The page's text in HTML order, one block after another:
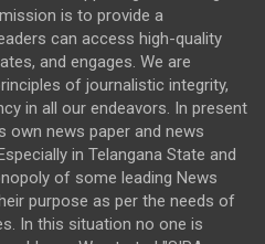
is to provide a
can access high-quality
and engages. We are
of journalistic integrity,
in all our endeavors. In present
own news paper and news
in Telangana State and
of some leading News
purpose as per the needs of
In this situation no one is